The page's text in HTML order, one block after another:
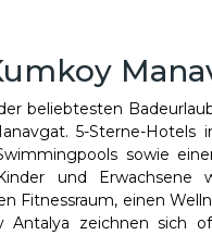
beliebtesten
5-Sterne-Hotels
sowie
und Erwachsene
Fitnessraum, einen
Antalya zeichnen sich